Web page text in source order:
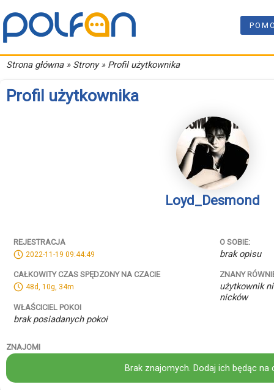
Strona główna» Strony » Profil użytkownika
Profil użytkownika
Loyd_Desmond
REJESTRACJA
2022-11-19 09:44:49
CAŁKOWITY CZAS SPĘDZONY NA CZACIE
48d, 10g, 34m
WŁAŚCICIEL POKOI
brak posiadanych pokoi
O SOBIE:
brak opisu
ZNANY
użytkownik
nicków
ZNAJOMI
Brak znajomych. Dodaj ich będąc na